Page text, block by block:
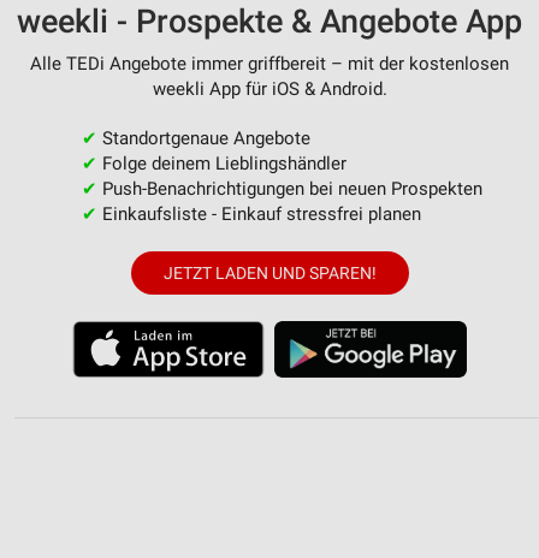
weekli - Prospekte & Angebote App
Alle TEDi Angebote immer griffbereit – mit der kostenlosen
weekli App für iOS & Android.
✔ Standortgenaue Angebote
✔ Folge deinem Lieblingshändler
✔ Push-Benachrichtigungen bei neuen Prospekten
✔ Einkaufsliste - Einkauf stressfrei planen
JETZT LADEN UND SPAREN!